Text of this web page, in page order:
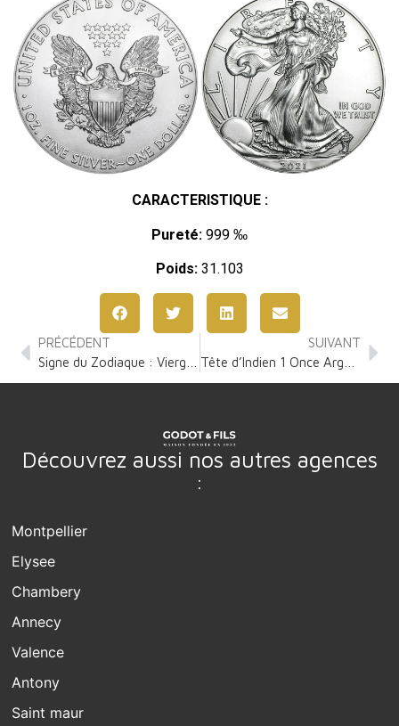
CARACTERISTIQUE :
Pureté: 999 ‰
Poids:31.103
PRÉCÉDENT
SUIVANT
Découvrez aussi nos autres agences
:
Montpellier
Elysee
Chambery
Annecy
Valence
Antony
Saint maur